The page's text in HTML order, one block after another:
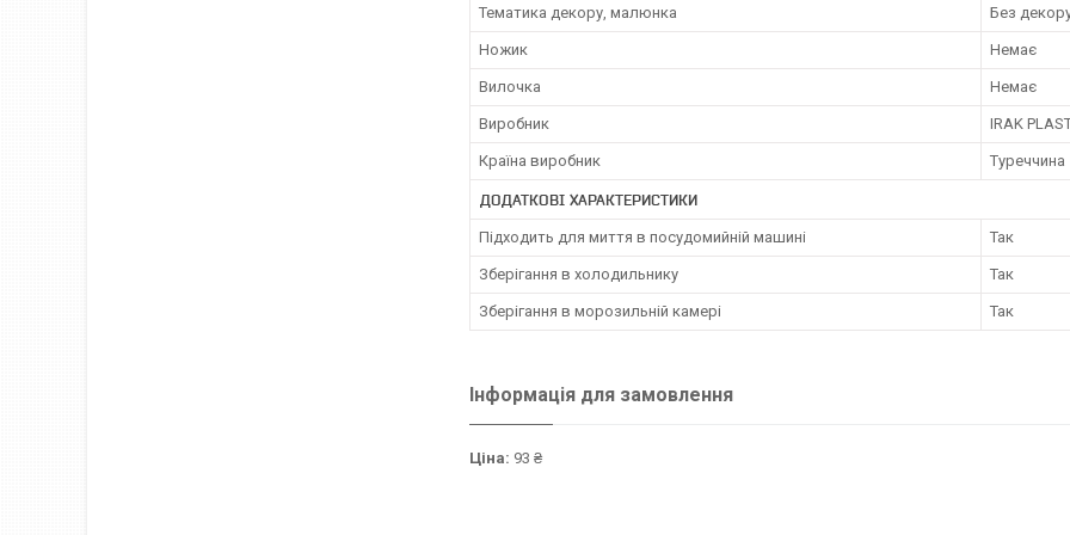
Тематика декору, малюнка Без
Ножик Немає
Вилочка Немає
Виробник IRAK
Країна виробник Туреччина
ДОДАТКОВІ ХАРАКТЕРИСТИКИ
Підходить для миття в посудомийній машині Так
Зберігання в холодильнику Так
Зберігання в морозильній камері Так
Інформація для замовлення
Ціна: 93 ₴